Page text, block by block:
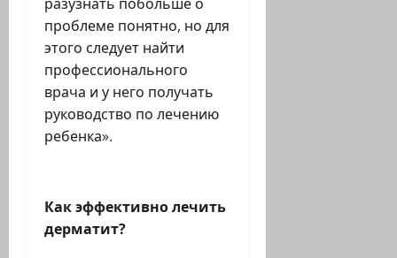
проблеме понятно, но для
этого следует найти
профессионального
врача и у него получать
руководство по лечению
ребенка».
Как эффективно лечить
дерматит?